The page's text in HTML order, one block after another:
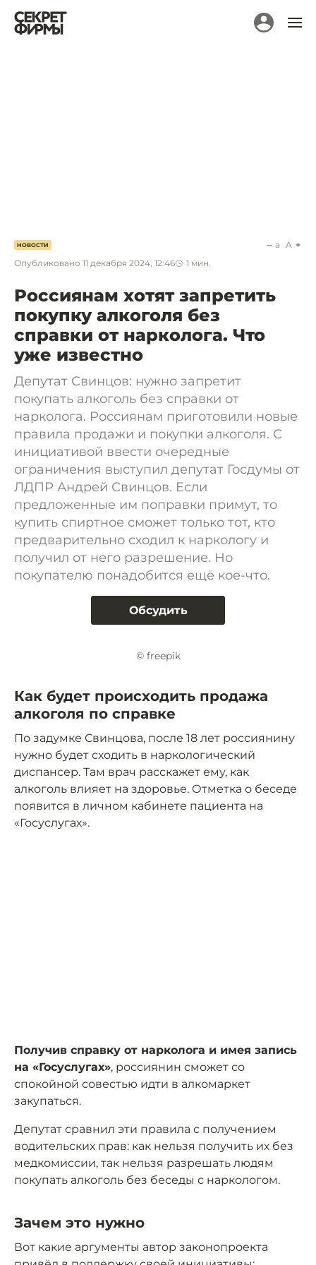
НОВОСТИ
Опубликовано 11 декабря 2024, 12:46 1 мин.
a A
Россиянам хотят запретить
покупку алкоголя без
справки от нарколога. Что
уже известно
Депутат Свинцов: нужно запретит
покупать алкоголь без справки от
нарколога. Россиянам приготовили новые
правила продажи и покупки алкоголя. С
инициативой ввести очередные
ограничения выступил депутат Госдумы от
ЛДПР Андрей Свинцов. Если
предложенные им поправки примут, то
купить спиртное сможет только тот, кто
предварительно сходил к наркологу и
получил от него разрешение. Но
покупателю понадобится ещё кое-что.
Обсудить
© freepik
Как будет происходить продажа
алкоголя по справке
По задумке Свинцова, после 18 лет россиянину
нужно будет сходить в наркологический
диспансер. Там врач расскажет ему, как
алкоголь влияет на здоровье. Отметка о беседе
появится в личном кабинете пациента на
«Госуслугах».
Получив справку от нарколога и имея запись
на «Госуслугах», россиянин сможет со
спокойной совестью идти в алкомаркет
закупаться.
Депутат сравнил эти правила с получением
водительских прав: как нельзя получить их без
медкомиссии, так нельзя разрешать людям
покупать алкоголь без беседы с наркологом.
Зачем это нужно
Вот какие аргументы автор законопроекта